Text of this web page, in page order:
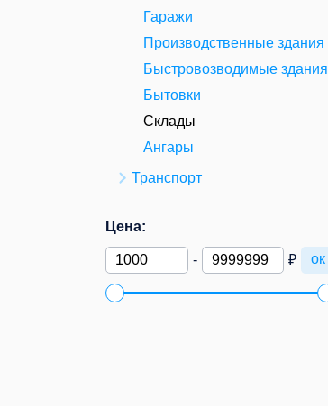
Гаражи
Производственные здания
Быстровозводимые здания
Бытовки
Склады
Ангары
Транспорт
Цена:
- ₽ ок